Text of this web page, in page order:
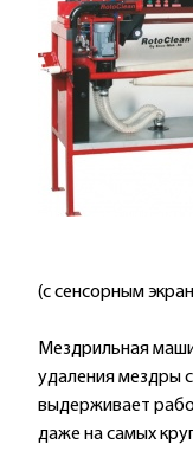
(с сенсорным
Мездрильная
удаления мездры
выдерживает
даже на самых